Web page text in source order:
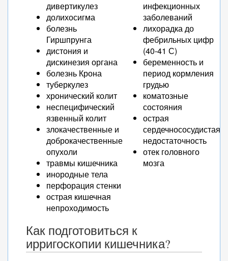
дивертикулез
долихосигма
болезнь
Гиршпрунга
дистония и
дискинезия органа
болезнь Крона
туберкулез
хронический колит
неспецифический
язвенный колит
злокачественные и
доброкачественные
опухоли
травмы кишечника
инородные тела
перфорация стенки
острая кишечная
непроходимость
инфекционных
заболеваний
лихорадка до
фебрильных цифр
(40-41 С)
беременность и
период кормления
грудью
коматозные
состояния
острая
сердечнососудистая
недостаточность
отек головного
мозга
Как подготовиться к
ирригоскопии кишечника?